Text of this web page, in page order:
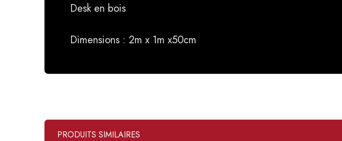
Desk en bois
Dimensions : 2m x 1m x50cm
PRODUITS SIMILAIRES